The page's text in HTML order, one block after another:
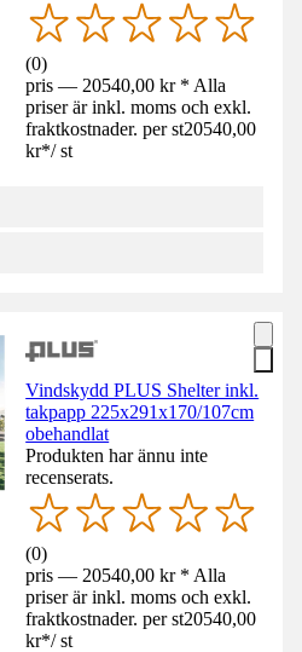
(0)
pris — 20540,00 kr * Alla
priser är inkl. moms och exkl.
fraktkostnader. per st20540,00
kr*/ st
Vindskydd PLUS Shelter inkl.
takpapp 225x291x170/107cm
obehandlat
Produkten har ännu inte
recenserats.
(0)
pris — 20540,00 kr * Alla
priser är inkl. moms och exkl.
fraktkostnader. per st20540,00
kr*/ st